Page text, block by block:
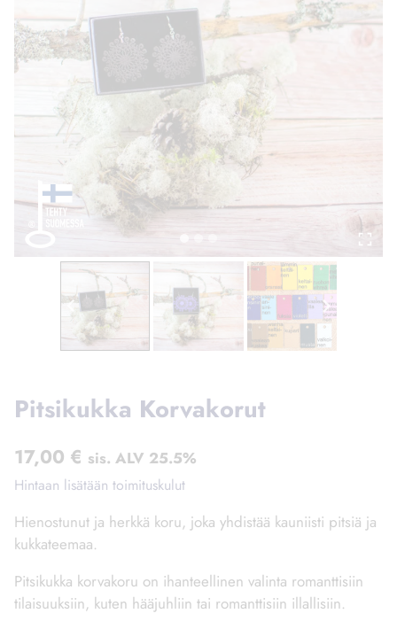
Pitsikukka Korvakorut
17,00 € sis. ALV 25.5%
Hintaan lisätään toimituskulut
Hienostunut ja herkkä koru, joka yhdistää kauniisti pitsiä ja
kukkateemaa.
Pitsikukka korvakoru on ihanteellinen valinta romanttisiin
tilaisuuksiin, kuten hääjuhliin tai romanttisiin illallisiin.